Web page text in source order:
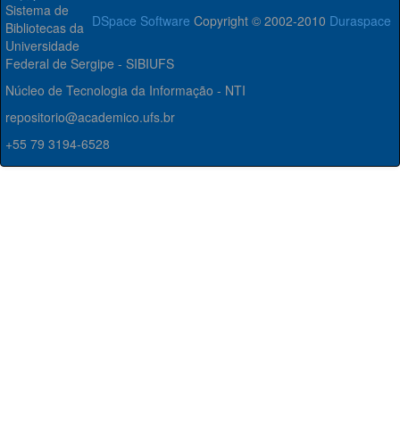
DSpace Software Copyright © 2002-2010 Duraspace
Sistema de
Bibliotecas da
Universidade
Federal de Sergipe - SIBIUFS
Núcleo de Tecnologia da Informação - NTI
repositorio@academico.ufs.br
+55 79 3194-6528